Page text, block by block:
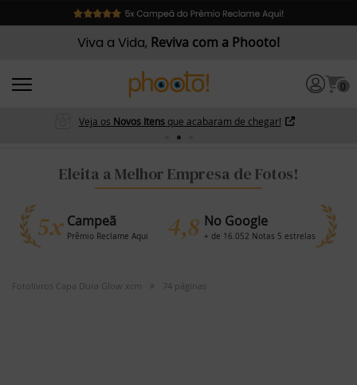
Viva a Vida, Reviva com a Phooto!
0
Veja os Novos Itens que acabaram de chegar!
Eleita a Melhor Empresa de Fotos!
5x Campeã
Prêmio Reclame Aqui 4,8 No Google
+ de 16.052 Notas 5 estrelas
Fotolivros Capa Dura Glow xcm 74 páginas